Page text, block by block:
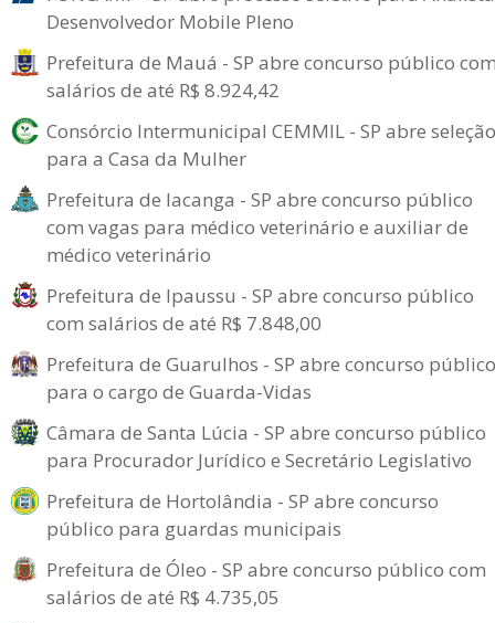
Desenvolvedor Mobile Pleno
Prefeitura de Mauá - SP abre concurso público
salários de até R$ 8.924,42
Consórcio Intermunicipal CEMMIL - SP abre seleção
para a Casa da Mulher
Prefeitura de Iacanga - SP abre concurso público
com vagas para médico veterinário e auxiliar de
médico veterinário
Prefeitura de Ipaussu - SP abre concurso público
com salários de até R$ 7.848,00
Prefeitura de Guarulhos - SP abre concurso público
para o cargo de Guarda-Vidas
Câmara de Santa Lúcia - SP abre concurso público
para Procurador Jurídico e Secretário Legislativo
Prefeitura de Hortolândia - SP abre concurso
público para guardas municipais
Prefeitura de Óleo - SP abre concurso público com
salários de até R$ 4.735,05